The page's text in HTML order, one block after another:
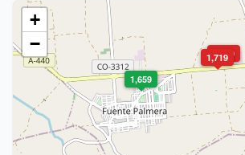
1,659
1,719
1,719
+
−